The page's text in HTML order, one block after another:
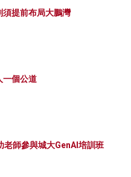
須提前布局大鵬灣
一個公道
老師參與城大GenAI培訓班